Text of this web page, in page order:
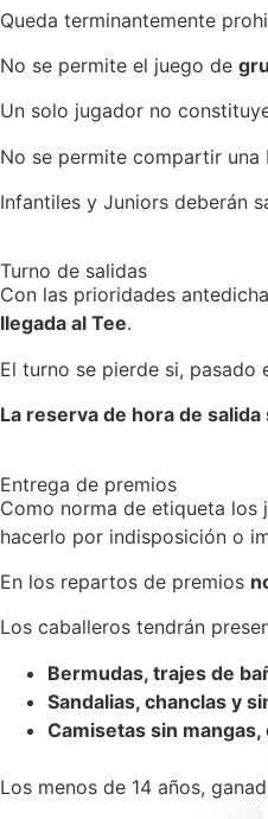
Queda terminantemente
No se permite el juego de
Un solo jugador no
No se permite compartir una
Infantiles y Juniors deberán
Turno de salidas
Con las prioridades
llegada al Tee.
El turno se pierde si,
La reserva de hora de
Entrega de premios
Como norma de etiqueta los
hacerlo por indisposición o
En los repartos de premios
Los caballeros tendrán
Bermudas, trajes de
Sandalias, chanclas y
Camisetas sin
Los menos de 14 años,